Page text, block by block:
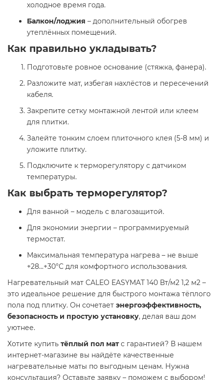
холодное время года.
Балкон/лоджия – дополнительный обогрев
утеплённых помещений.
Как правильно укладывать?
Подготовьте ровное основание (стяжка, фанера).
Разложите мат, избегая нахлёстов и пересечений
кабеля.
Закрепите сетку монтажной лентой или клеем
для плитки.
Залейте тонким слоем плиточного клея (5-8 мм) и
уложите плитку.
Подключите к терморегулятору с датчиком
температуры.
Как выбрать терморегулятор?
Для ванной – модель с влагозащитой.
Для экономии энергии – программируемый
термостат.
Максимальная температура нагрева – не выше
+28...+30°C для комфортного использования.
Нагревательный мат CALEO EASYMAT 140 Вт/м2 1,2 м2 –
это идеальное решение для быстрого монтажа тёплого
пола под плитку. Он сочетает энергоэффективность,
безопасность и простую установку, делая ваш дом
уютнее.
Хотите купить тёплый пол матс гарантией? В нашем
интернет-магазине вы найдёте качественные
нагревательные маты по выгодным ценам. Нужна
консультация? Оставьте заявку – поможем с выбором!